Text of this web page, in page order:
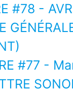
#78 -
#77 -